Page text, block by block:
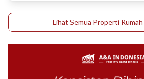
Lihat Semua Properti Rumah